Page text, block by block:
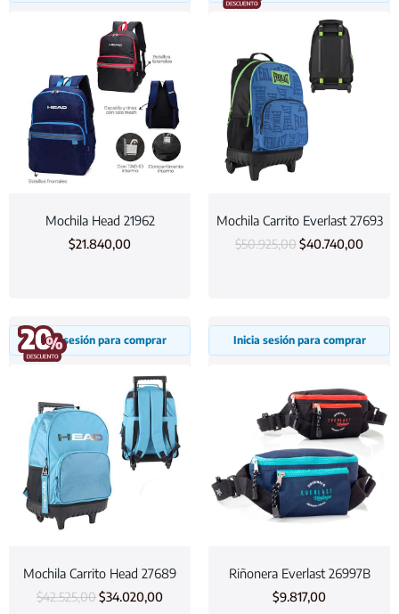
Mochila Head 21962
$21.840,00
Mochila Carrito Everlast 27693
$50.925,00$40.740,00
Inicia sesión para comprar
Mochila Carrito Head 27689
$42.525,00$34.020,00
Inicia sesión para comprar
Riñonera Everlast 26997B
$9.817,00